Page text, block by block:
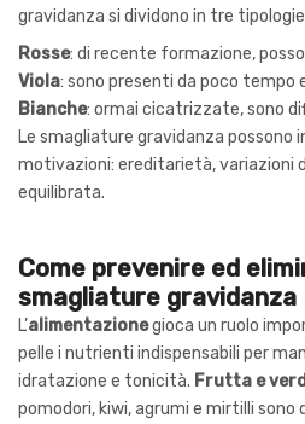
gravidanza si dividono in tre
Rosse: di recente formazione,
Viola: sono presenti da poco tempo
Bianche: ormai cicatrizzate, sono
Le smagliature gravidanza possono
motivazioni: ereditarietà, variazioni
equilibrata.
Come prevenire ed
smagliature gravidanza
L’alimentazionegioca un ruolo
pelle i nutrienti indispensabili per
idratazione e tonicità. Frutta e
pomodori, kiwi, agrumi e mirtilli sono